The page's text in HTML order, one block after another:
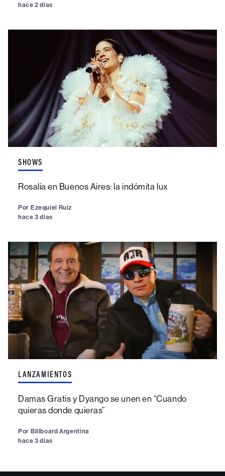
hace 2 días
SHOWS
Rosalía en Buenos Aires: la indómita lux
Por Ezequiel Ruiz
hace 3 días
LANZAMIENTOS
Damas Gratis y Dyango se unen en “Cuando
quieras donde quieras”
Por Billboard Argentina
hace 3 días